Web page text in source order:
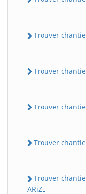
Trouver
Trouver
Trouver
Trouver
Trouver
ARiZE